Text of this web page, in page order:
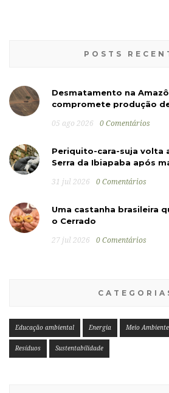
POSTS
Desmatamento na
compromete produção
05 ago 2026 0 Comentários
Periquito-cara-suja volta
Serra da Ibiapaba após
31 jul 2026 0 Comentários
Uma castanha brasileira
o Cerrado
27 jul 2026 0 Comentários
Educação ambiental Energia Meio Ambiente
Resíduos Sustentabilidade